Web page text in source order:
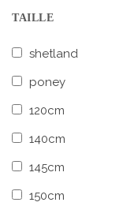
TAILLE
shetland
poney
120cm
140cm
145cm
150cm